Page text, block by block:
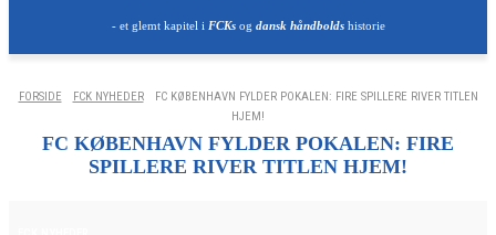
- et glemt kapitel i FCKsog dansk håndboldshistorie
FORSIDE FCK NYHEDER
FC KØBENHAVN FYLDER POKALEN: FIRE SPILLERE RIVER TITLEN
HJEM!
FC KØBENHAVN FYLDER POKALEN: FIRE
SPILLERE RIVER TITLEN HJEM!